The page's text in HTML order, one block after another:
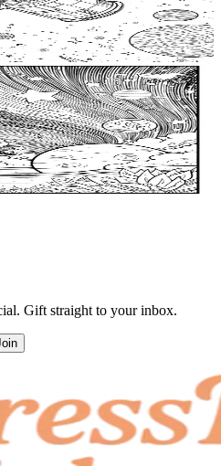
眺めと望遠鏡の冒険が待
り絵、女の子向けの無料
view
険、 Stress Relief 塗り絵
りえページ、スーパ銀河
大人のぬりえページ
Gift straight to your inbox.